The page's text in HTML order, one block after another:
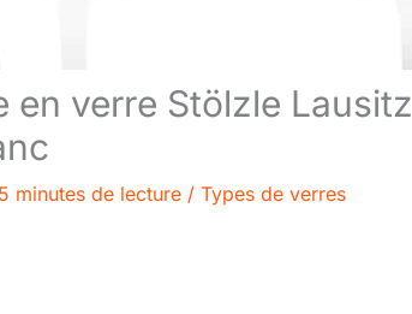
en verre Stölzle Lausitz
5 minutes de lecture / Types de verres